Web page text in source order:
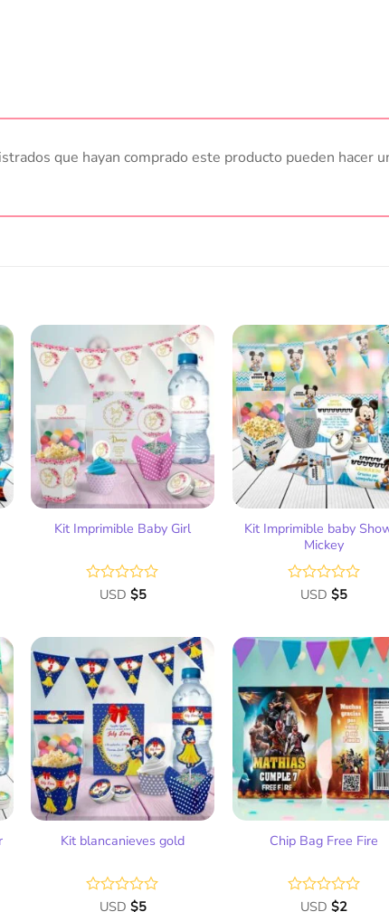
que hayan comprado este producto pueden hacer
Añadir
a la
lista
de
deseos
Kit Imprimible Baby Girl
Valorado
de
5
USD $5
a
Kit Imprimible baby
Mickey
Valorado
de
USD$5
Añadir
a la
lista
de
deseos
Kit blancanieves gold
Valorado
USD $5
a
Chip Bag Free Fire
Valorado
USD$2